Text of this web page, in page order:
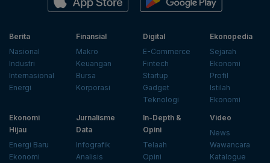
Berita
Nasional
Industri
Internasional
Energi
Finansial
Makro
Keuangan
Bursa
Korporasi
Digital
E-Commerce
Fintech
Startup
Gadget
Teknologi
Ekonopedia
Sejarah
Ekonomi
Profil
Istilah
Ekonomi
Ekonomi
Hijau
Energi Baru
Ekonomi
Jurnalisme
Data
Infografik
Analisis
In-Depth &
Opini
Telaah
Opini
Video
News
Wawancara
Katalogue